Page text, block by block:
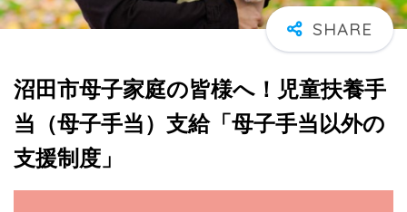
沼田市母子家庭の皆様へ！児童扶養手
当（母子手当）支給「母子手当以外の
支援制度」